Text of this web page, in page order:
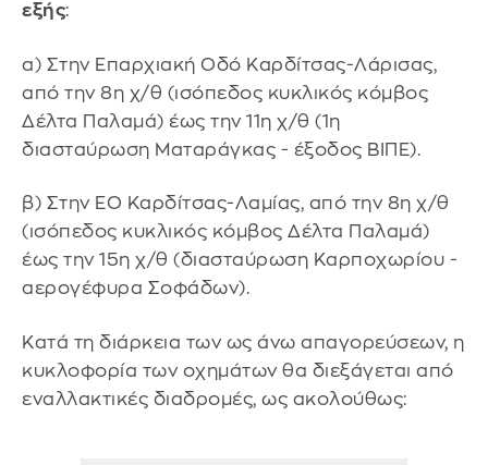
εξής:
α) Στην Επαρχιακή Οδό Καρδίτσας-Λάρισας,
από την 8η χ/θ (ισόπεδος κυκλικός κόμβος
Δέλτα Παλαμά) έως την 11η χ/θ (1η
διασταύρωση Ματαράγκας - έξοδος ΒΙΠΕ).
β) Στην ΕΟ Καρδίτσας-Λαμίας, από την 8η χ/θ
(ισόπεδος κυκλικός κόμβος Δέλτα Παλαμά)
έως την 15η χ/θ (διασταύρωση Καρποχωρίου -
αερογέφυρα Σοφάδων).
Κατά τη διάρκεια των ως άνω απαγορεύσεων, η
κυκλοφορία των οχημάτων θα διεξάγεται από
εναλλακτικές διαδρομές, ως ακολούθως: